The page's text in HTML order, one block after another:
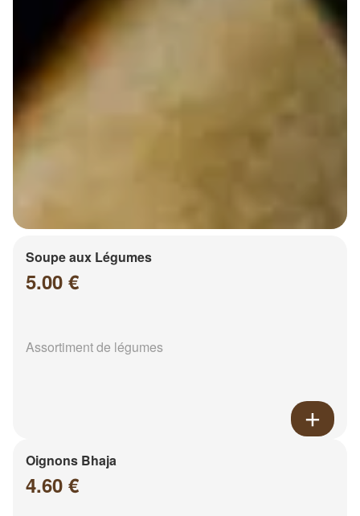
Soupe aux Légumes
5.00 €
Assortiment de légumes
Oignons Bhaja
4.60 €